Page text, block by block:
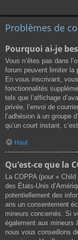
Problèmes de
Pourquoi ai-je
Vous n’êtes pas dans
forum peuvent limiter la
En vous inscrivant,
fonctionnalités
tels que l’affichage
privée, l’envoi de
l’adhésion à un groupe
qu’un court instant,
Haut
Qu’est-ce que la
La COPPA (pour «
des États-Unis
potentiellement des
ans un consentement
mineurs concernés. Si
également aux mineurs
nous vous conseillons